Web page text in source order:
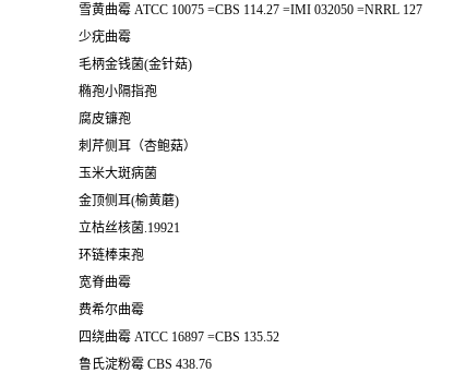
雪黄曲霉 ATCC 10075 =CBS 114.27 =IMI 032050 =NRRL 127
少疣曲霉
毛柄金钱菌(金针菇)
椭孢小隔指孢
腐皮镰孢
刺芹侧耳（杏鲍菇）
玉米大斑病菌
金顶侧耳(榆黄蘑)
立枯丝核菌.19921
环链棒束孢
宽脊曲霉
费希尔曲霉
四绕曲霉 ATCC 16897 =CBS 135.52
鲁氏淀粉霉 CBS 438.76